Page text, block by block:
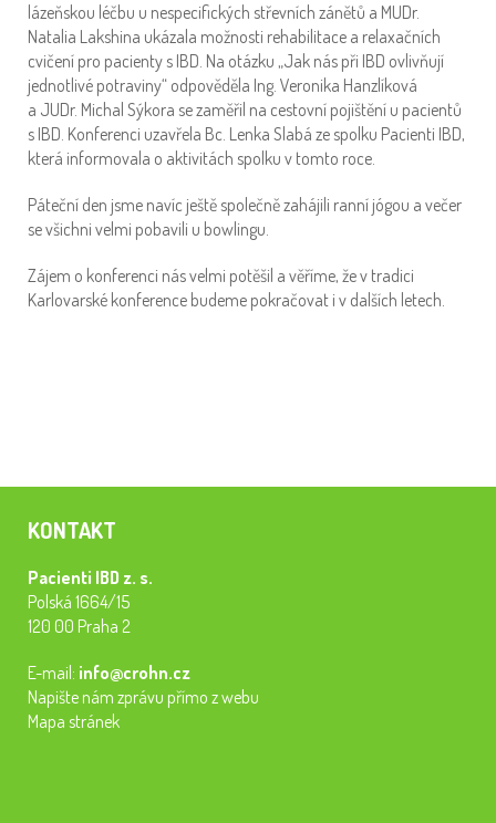
lázeňskou léčbu u nespecifických střevních zánětů a MUDr.
Natalia Lakshina ukázala možnosti rehabilitace a relaxačních
cvičení pro pacienty s IBD. Na otázku „Jak nás při IBD ovlivňují
jednotlivé potraviny“ odpověděla Ing. Veronika Hanzlíková
a JUDr. Michal Sýkora se zaměřil na cestovní pojištění u pacientů
s IBD. Konferenci uzavřela Bc. Lenka Slabá ze spolku Pacienti IBD,
která informovala o aktivitách spolku v tomto roce.
Páteční den jsme navíc ještě společně zahájili ranní jógou a večer
se všichni velmi pobavili u bowlingu.
Zájem o konferenci nás velmi potěšil a věříme, že v tradici
Karlovarské konference budeme pokračovat i v dalších letech.
KONTAKT
Pacienti IBD z. s.
Polská 1664/15
120 00 Praha 2
E-mail: info@crohn.cz
Napište nám zprávu přímo z webu
Mapa stránek